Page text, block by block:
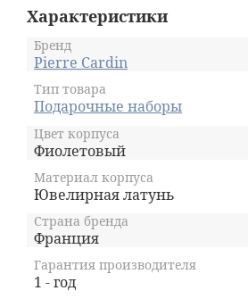
Характеристики
Бренд
Pierre Cardin
Тип товара
Подарочные наборы
Цвет корпуса
Фиолетовый
Материал корпуса
Ювелирная латунь
Страна бренда
Франция
Гарантия производителя
1 - год